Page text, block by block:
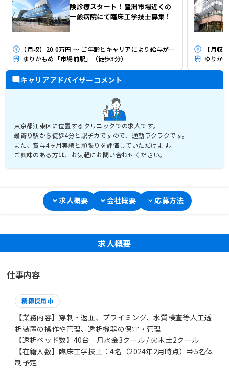
険診療スタート！豊洲市場近くの
一般病院にて臨床工学技士募集！
【月収】20.0万円 ～ ご年齢とキャリアにより給与が算定されます。
ゆりかもめ「市場前駅」（徒歩3分）
【月収
ゆりか
キャリアアドバイザーコメント
東京都江東区に位置するクリニックでの求人です。
最寄り駅から徒歩4分と駅チカですので、通勤ラクラクです。
また、賞与4ヶ月実績と頑張りを評価していただけます。
ご興味のある方は、お気軽にお問い合わせください。
求人概要 会社概要 応募方法
求人概要
仕事内容
積極採用中
【業務内容】穿刺・返血、プライミング、水質検査等人工透
析装置の操作や管理、透析機器の保守・管理
【透析ベッド数】40台 月水金3クール / 火木土2クール
【在籍人数】臨床工学技士：4名（2024年2月時点）⇒5名体
制予定